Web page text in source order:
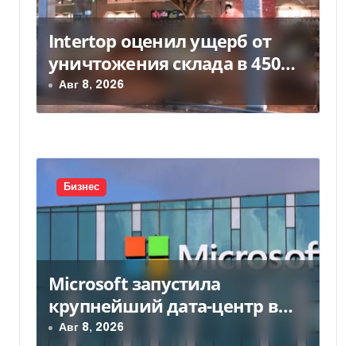
м
Intertop оценил ущерб от
уничтожения склада в 450
млн грн
Авг 8, 2026
Бизнес
Microsoft запустила
крупнейший дата-центр в
Индии за $20,5 миллиарда
Авг 8, 2026